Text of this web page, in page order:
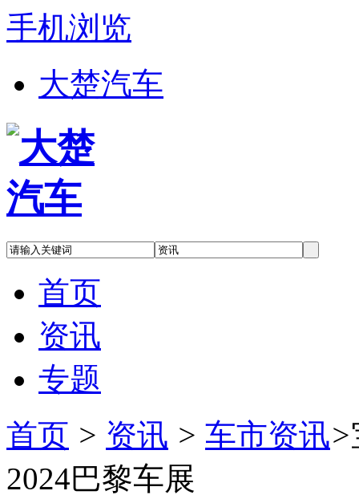
手机浏览
大楚汽车
首页
资讯
专题
首页 > 资讯 > 车市资讯>
2024巴黎车展